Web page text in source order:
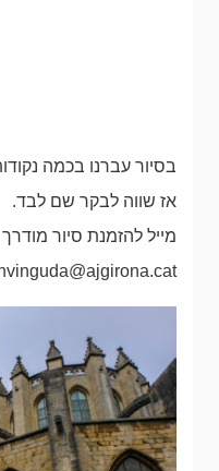
בסיור עברנו בכמה
אז שווה לבקר שם לבד.
מייל להזמנת סיור מודרך